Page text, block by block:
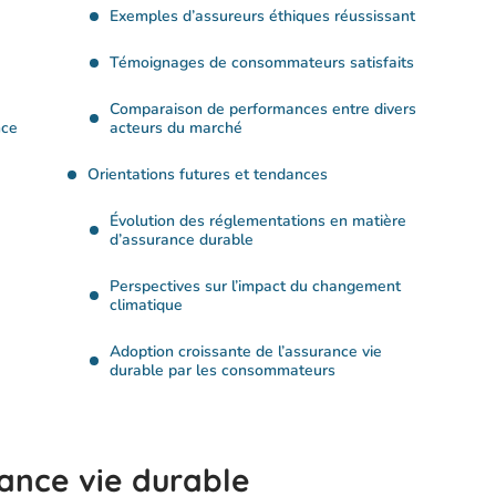
Exemples d’assureurs éthiques réussissant
Témoignages de consommateurs satisfaits
Comparaison de performances entre divers
acteurs du marché
Orientations futures et tendances
Évolution des réglementations en matière
d’assurance durable
Perspectives sur l’impact du changement
climatique
Adoption croissante de l’assurance vie
durable par les consommateurs
vie durable